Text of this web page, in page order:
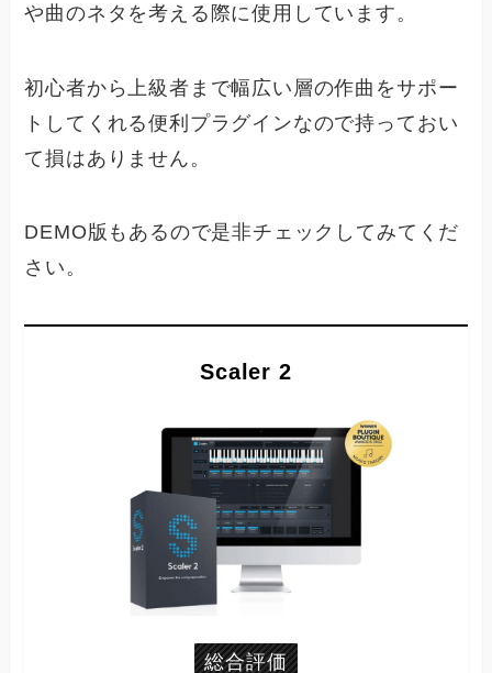
や曲のネタを考える際に使用しています。
初心者から上級者まで幅広い層の作曲をサポー
トしてくれる便利プラグインなので持っておい
て損はありません。
DEMO版もあるので是非チェックしてみてくだ
さい。
Scaler 2
総合評価